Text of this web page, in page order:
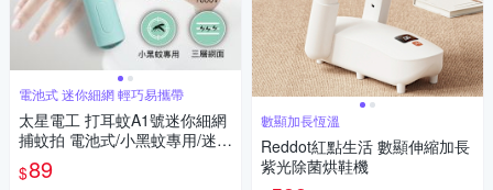
電池式 迷你細網 輕巧易攜帶
太星電工 打耳蚊A1號迷你細網
捕蚊拍 電池式/小黑蚊專用/迷你
捕蚊拍/迷你電蚊拍/巴掌型捕蚊
拍
$89
數顯加長恆溫
Reddot紅點生活 數顯伸縮加長
紫光除菌烘鞋機